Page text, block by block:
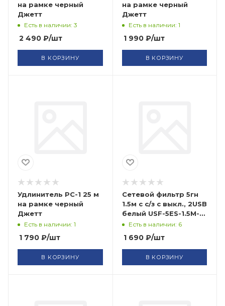
на рамке черный
Джетт
Есть в наличии: 3
2 490 ₽/шт
В КОРЗИНУ
на рамке черный
Джетт
Есть в наличии: 1
1 990₽/шт
В КОРЗИНУ
Удлинитель РС-1 25 м
на рамке черный
Джетт
Есть в наличии: 1
1 790 ₽/шт
В КОРЗИНУ
Сетевой фильтр 5гн
1.5м с с/з с выкл., 2USB
белый USF-5ES-1.5M-
USB-W ЭРА
Есть в наличии: 6
1 690₽/шт
В КОРЗИНУ